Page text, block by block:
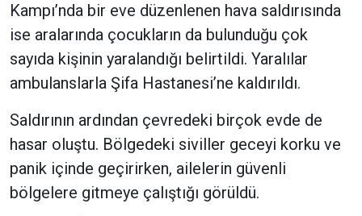
Kampı’nda bir eve düzenlenen hava saldırısında
ise aralarında çocukların da bulunduğu çok
sayıda kişinin yaralandığı belirtildi. Yaralılar
ambulanslarla Şifa Hastanesi’ne kaldırıldı.
Saldırının ardından çevredeki birçok evde de
hasar oluştu. Bölgedeki siviller geceyi korku ve
panik içinde geçirirken, ailelerin güvenli
bölgelere gitmeye çalıştığı görüldü.